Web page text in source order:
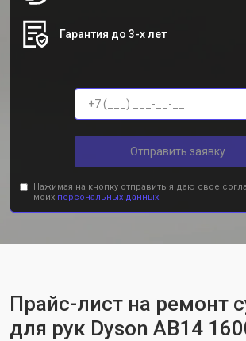
Гарантия до 3-х лет
Отправить заявку
Нажимая на кнопку отправить я даю свое
моих персональных данных.
Прайс-лист на ремонт
для рук Dyson AB14